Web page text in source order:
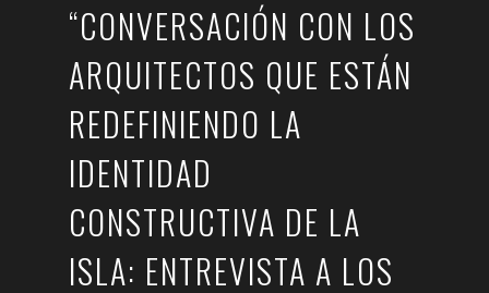
“CONVERSACIÓN CON LOS
ARQUITECTOS QUE ESTÁN
REDEFINIENDO LA
IDENTIDAD
CONSTRUCTIVA DE LA
ISLA: ENTREVISTA A LOS